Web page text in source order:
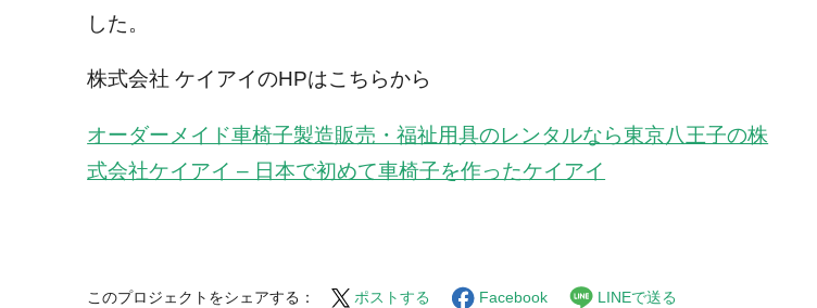
した。
株式会社 ケイアイのHPはこちらから
オーダーメイド車椅子製造販売・福祉用具のレンタルなら東京八王子の株
式会社ケイアイ – 日本で初めて車椅子を作ったケイアイ
このプロジェクトをシェアする： ポストする Facebook LINEで送る